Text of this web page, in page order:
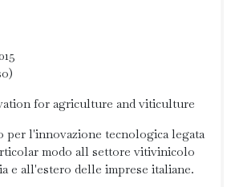
for agriculture and viticulture
per l'innovazione tecnologica legata
modo all settore vitivinicolo
e all'estero delle imprese italiane.